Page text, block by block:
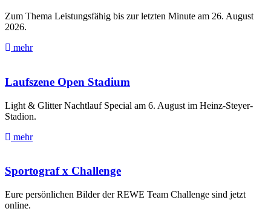
Zum Thema Leistungsfähig bis zur letzten Minute am 26. August
2026.
mehr
Laufszene Open Stadium
Light & Glitter Nachtlauf Special am 6. August im Heinz-Steyer-
Stadion.
mehr
Sportograf x Challenge
Eure persönlichen Bilder der REWE Team Challenge sind jetzt
online.